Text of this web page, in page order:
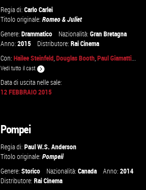
Regia di:Carlo Carlei
Titolo originale:Romeo & Juliet
Genere:Drammatico Nazionalità:Gran Bretagna
Anno:2015 Distributore:Rai Cinema
Con:Hailee Steinfeld,Douglas Booth,Paul Giamatti...
Vedi tutto il cast
Data di uscita nelle sale:
12 FEBBRAIO 2015
Pompei
Regia di:Paul W.S. Anderson
Titolo originale:Pompeii
Genere:Storico Nazionalità:Canada Anno:2014
Distributore:Rai Cinema